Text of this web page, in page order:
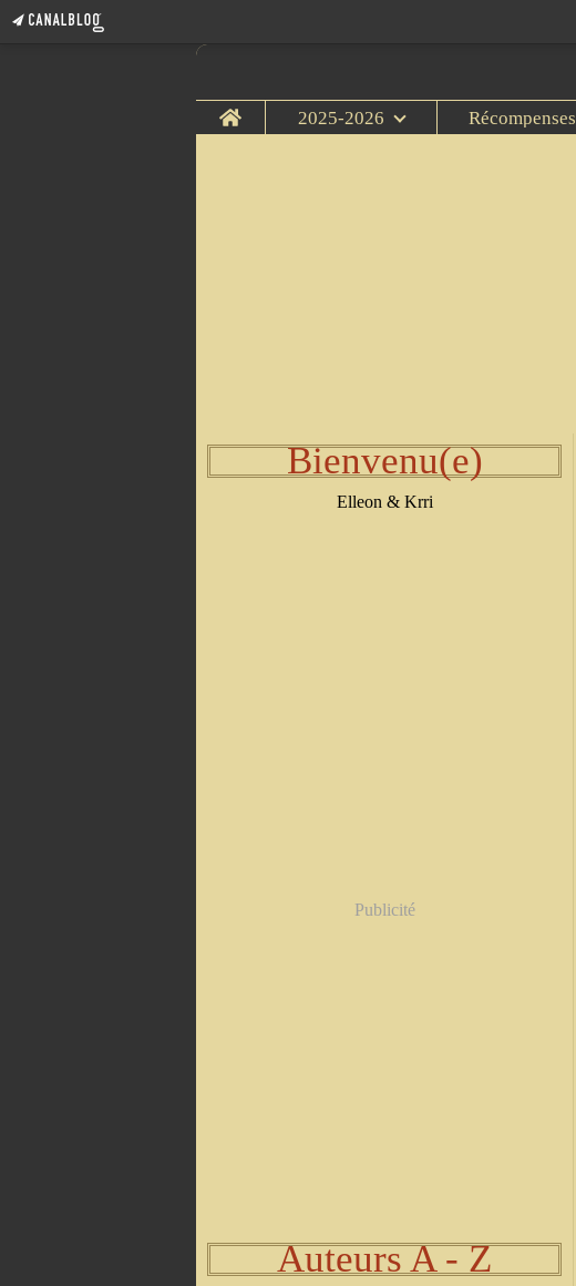
Home 2025-2026 Récompenses
Bienvenu(e)
Elleon & Krri
Publicité
Auteurs A - Z